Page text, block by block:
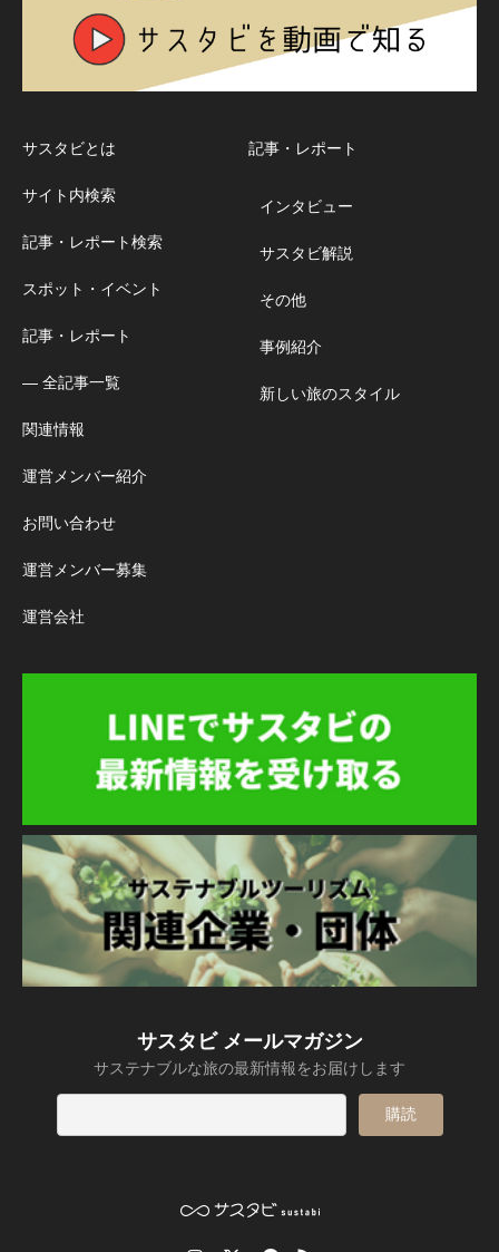
サスタビとは
サイト内検索
記事・レポート検索
スポット・イベント
記事・レポート
― 全記事一覧
関連情報
運営メンバー紹介
お問い合わせ
運営メンバー募集
運営会社
記事・レポート
インタビュー
サスタビ解説
その他
事例紹介
新しい旅のスタイル
サスタビ メールマガジン
サステナブルな旅の最新情報をお届けします